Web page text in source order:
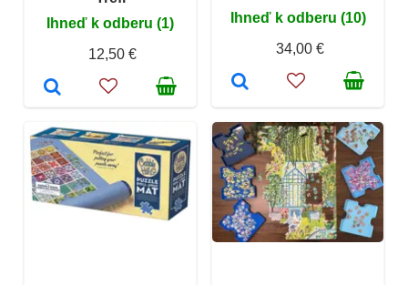
Ihneď k odberu (1)
12,50 €
Ihneď k odberu (10)
34,00 €